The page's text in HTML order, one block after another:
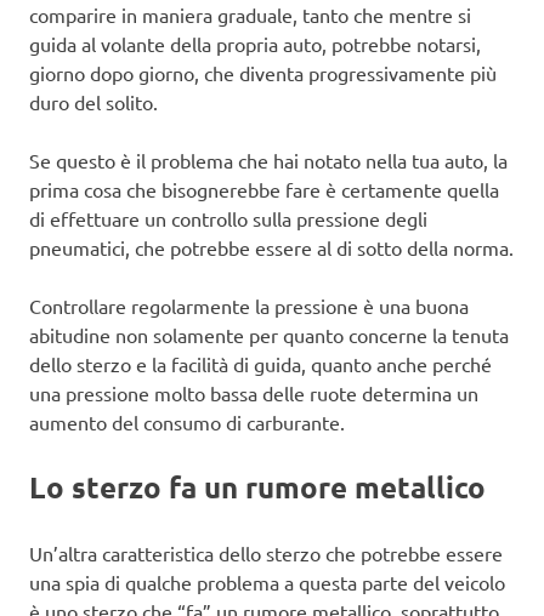
comparire in maniera graduale, tanto che mentre si
guida al volante della propria auto, potrebbe notarsi,
giorno dopo giorno, che diventa progressivamente più
duro del solito.
Se questo è il problema che hai notato nella tua auto, la
prima cosa che bisognerebbe fare è certamente quella
di effettuare un controllo sulla pressione degli
pneumatici, che potrebbe essere al di sotto della norma.
Controllare regolarmente la pressione è una buona
abitudine non solamente per quanto concerne la tenuta
dello sterzo e la facilità di guida, quanto anche perché
una pressione molto bassa delle ruote determina un
aumento del consumo di carburante.
Lo sterzo fa un rumore metallico
Un’altra caratteristica dello sterzo che potrebbe essere
una spia di qualche problema a questa parte del veicolo